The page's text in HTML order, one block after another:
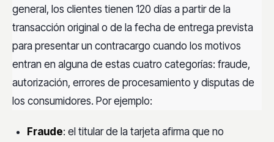
general, los clientes tienen 120 días a partir de la
transacción original o de la fecha de entrega prevista
para presentar un contracargo cuando los motivos
entran en alguna de estas cuatro categorías: fraude,
autorización, errores de procesamiento y disputas de
los consumidores. Por ejemplo:
Fraude: el titular de la tarjeta afirma que no